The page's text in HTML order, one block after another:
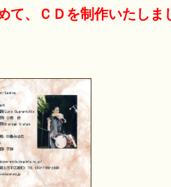
、ＣＤを制作いたしま